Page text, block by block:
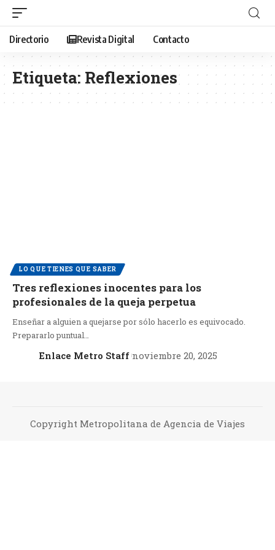
Directorio Revista Digital Contacto
Etiqueta: Reflexiones
LO QUE TIENES QUE SABER
Tres reflexiones inocentes para los
profesionales de la queja perpetua
Enseñar a alguien a quejarse por sólo hacerlo es equivocado.
Prepararlo puntual…
Enlace Metro Staff noviembre 20, 2025
Copyright Metropolitana de Agencia de Viajes